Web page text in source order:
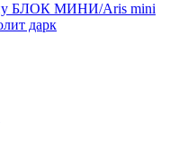
БЛОК МИНИ/Aris mini
дарк